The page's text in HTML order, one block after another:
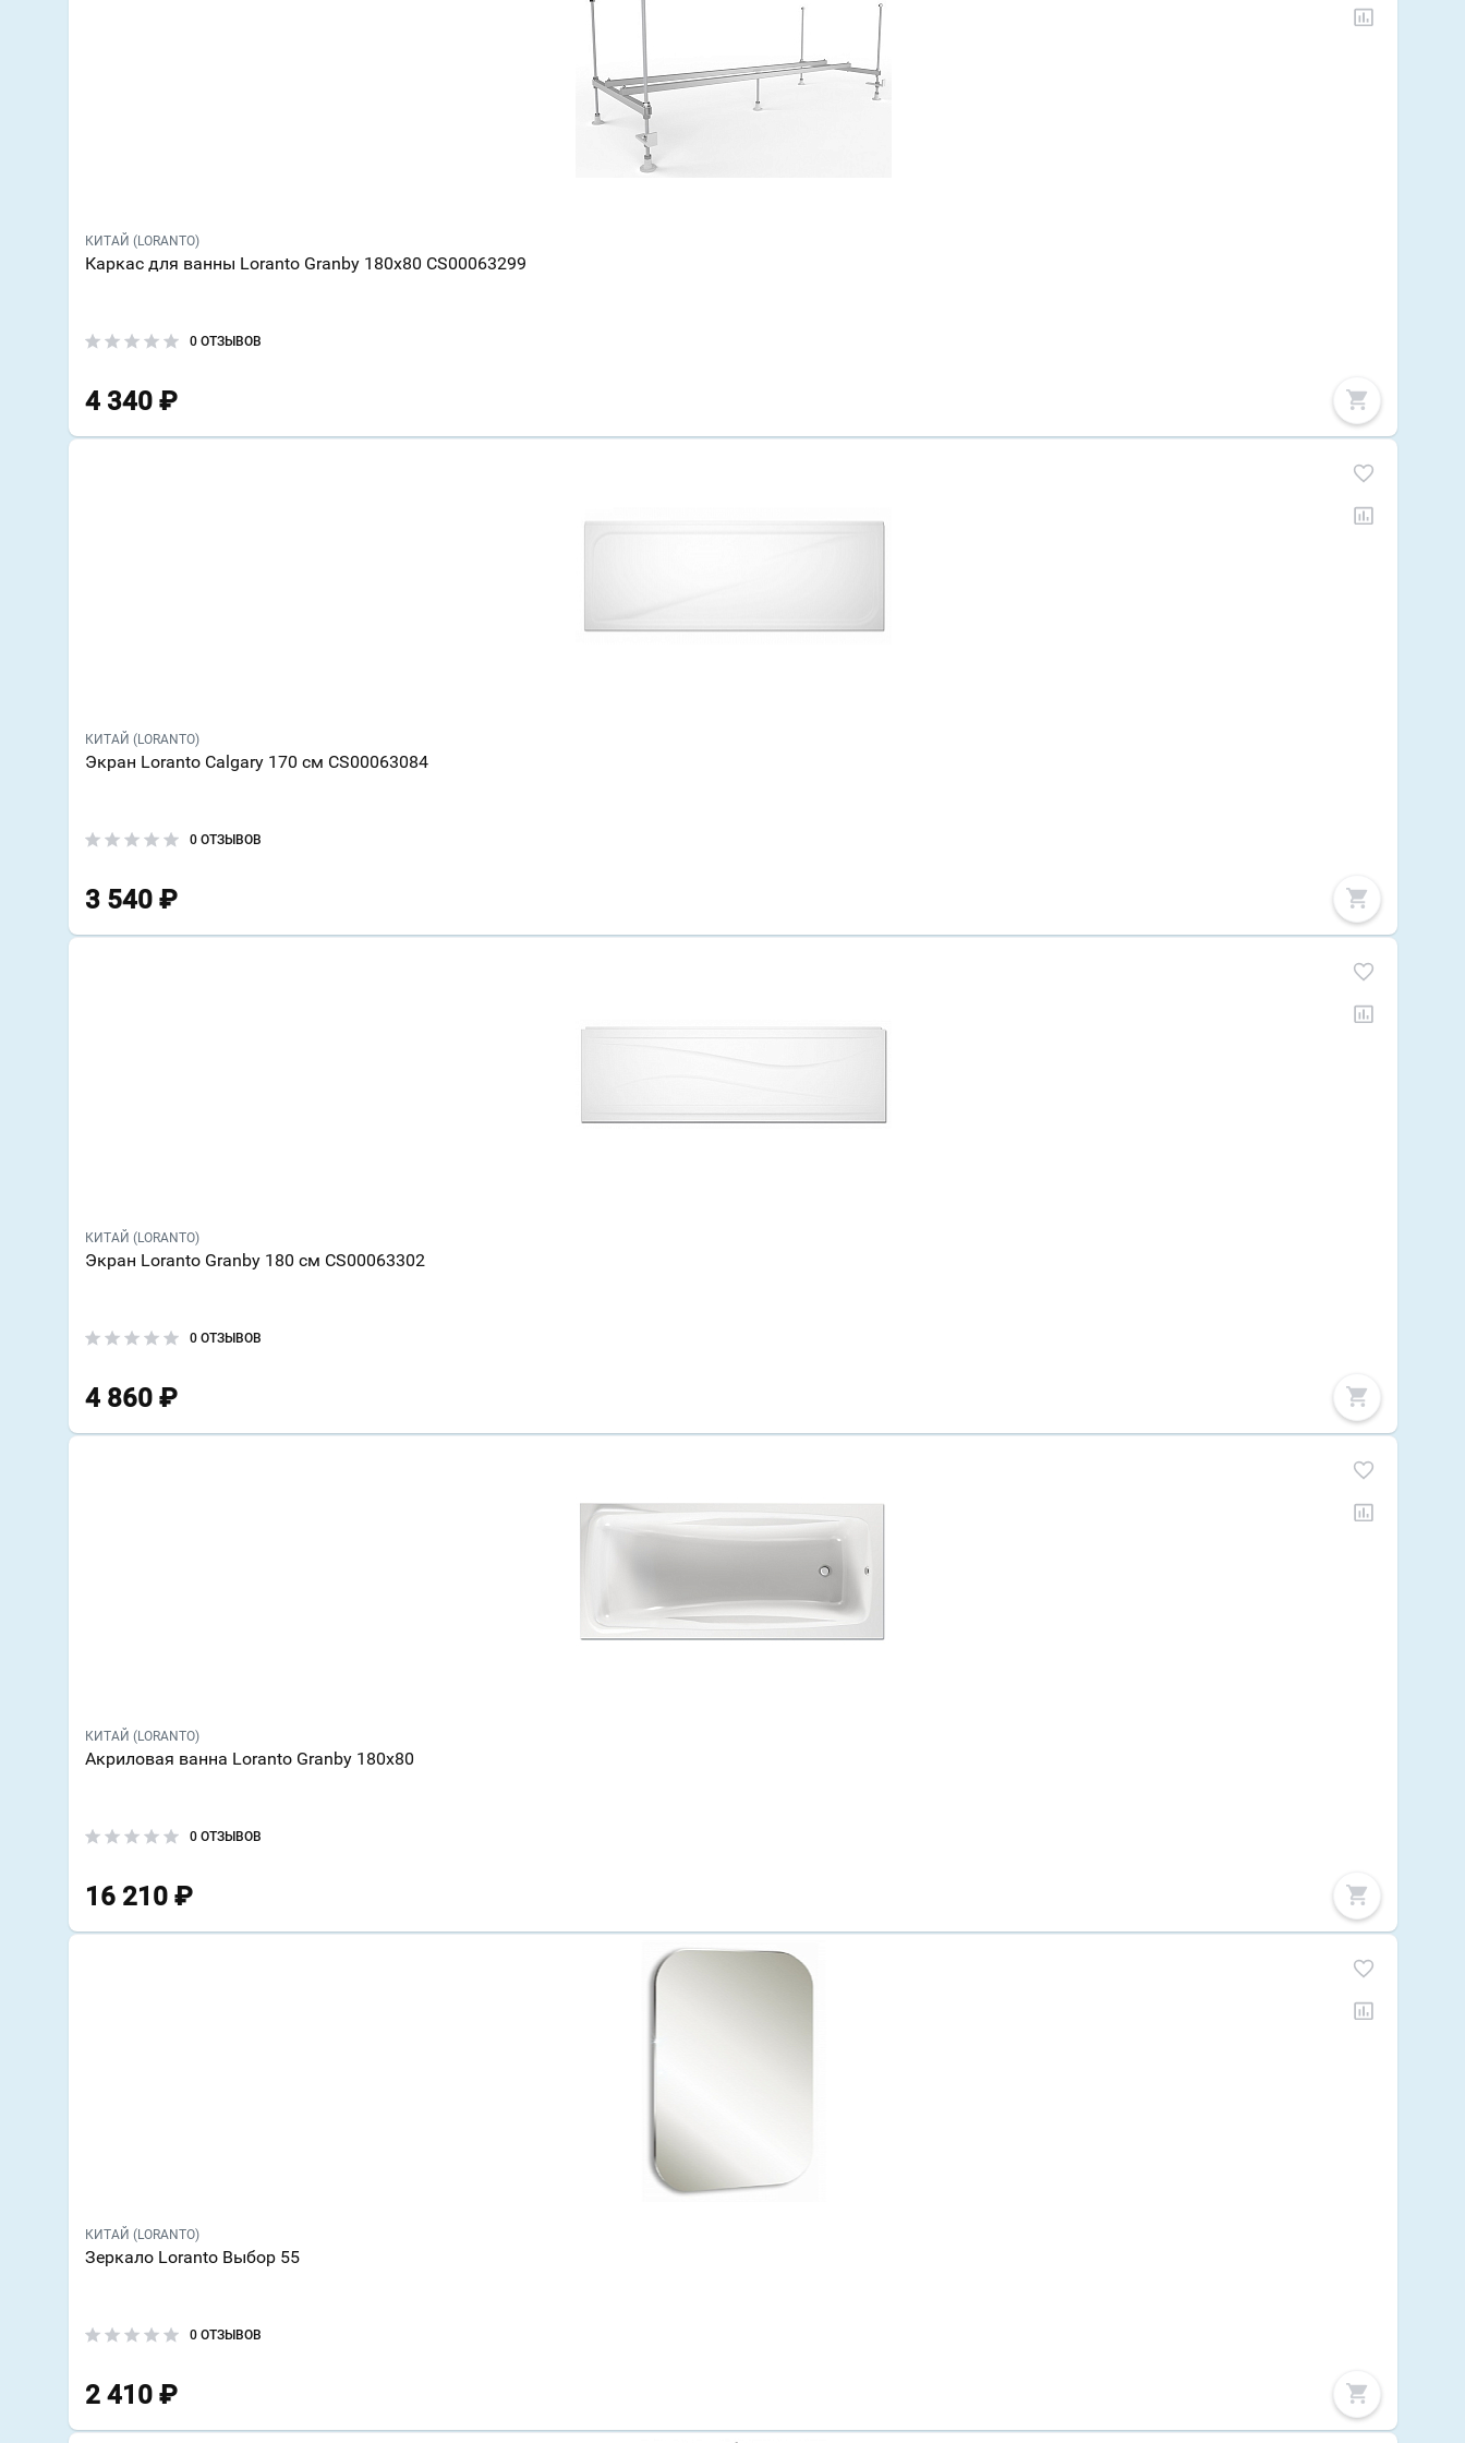
КИТАЙ (LORANTO)
Каркас для ванны Loranto Granby 180х80 CS00063299
0 ОТЗЫВОВ
4 340 ₽
КИТАЙ (LORANTO)
Экран Loranto Calgary 170 см CS00063084
0 ОТЗЫВОВ
3 540 ₽
КИТАЙ (LORANTO)
Экран Loranto Granby 180 см CS00063302
0 ОТЗЫВОВ
4 860 ₽
КИТАЙ (LORANTO)
Акриловая ванна Loranto Granby 180х80
0 ОТЗЫВОВ
16 210 ₽
КИТАЙ (LORANTO)
Зеркало Loranto Выбор 55
0 ОТЗЫВОВ
2 410 ₽
Москва
Ваш город?